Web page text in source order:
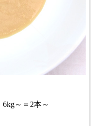
6kg～＝2本～